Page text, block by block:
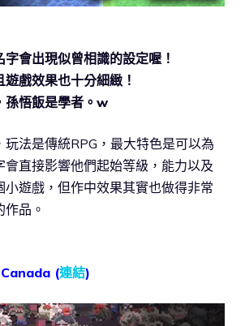
會出現似曾相識的設定喔！
戲效果也十分細緻！
孫悟飯是學者。w
法是傳統RPG，最大特色是可以為
會直接影響他們起始等級，能力以及
小遊戲，但作中效果其實也做得非常
品。
(連結)